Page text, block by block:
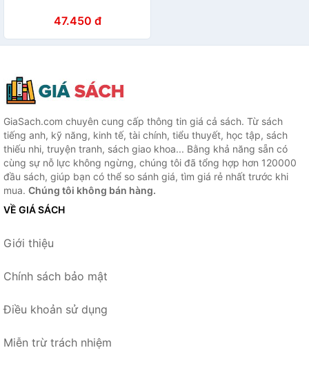
47.450 đ
GiaSach.com chuyên cung cấp thông tin giá cả sách. Từ sách
tiếng anh, kỹ năng, kinh tế, tài chính, tiểu thuyết, học tập, sách
thiếu nhi, truyện tranh, sách giao khoa... Bằng khả năng sẵn có
cùng sự nỗ lực không ngừng, chúng tôi đã tổng hợp hơn 120000
đầu sách, giúp bạn có thể so sánh giá, tìm giá rẻ nhất trước khi
mua. Chúng tôi không bán hàng.
VỀ GIÁ SÁCH
Giới thiệu
Chính sách bảo mật
Điều khoản sử dụng
Miễn trừ trách nhiệm